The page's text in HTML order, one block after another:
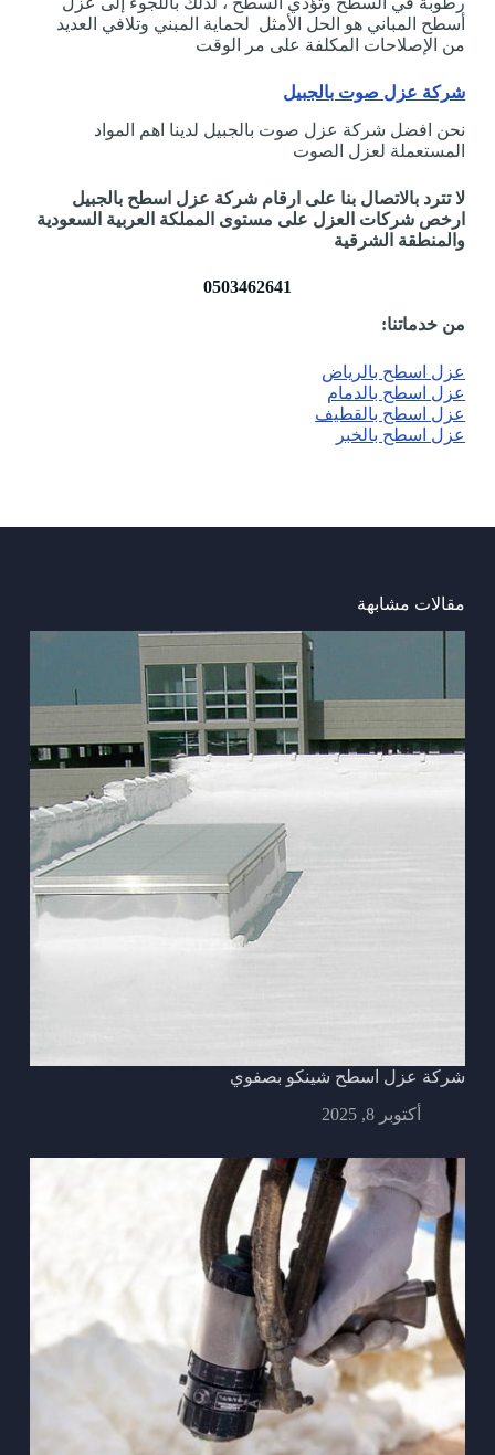
أسطح المباني هو الحل الأمثل لحماية المبني وتلافي العديد
من الإصلاحات المكلفة على مر الوقت
شركة عزل صوت بالجبيل
نحن افضل شركة عزل صوت بالجبيل لدينا اهم المواد
المستعملة لعزل الصوت
لا تترد بالاتصال بنا على ارقام شركة عزل اسطح بالجبيل
ارخص شركات العزل على مستوى المملكة العربية السعودية
والمنطقة الشرقية
0503462641
من خدماتنا:
عزل اسطح بالرياض
عزل اسطح بالدمام
عزل اسطح بالقطيف
عزل اسطح بالخبر
مقالات مشابهة
شركة عزل اسطح شينكو بصفوي
أكتوبر 8, 2025